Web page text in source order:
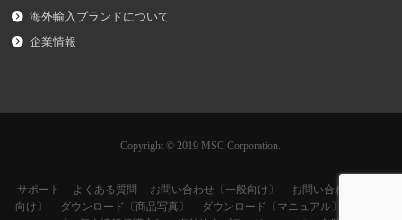
海外輸入ブランドについて
企業情報
Copyright © 2019 MSC Corporation.
サポート よくある質問 お問い合わせ〔一般向け〕
お問い合わせ〔法人
向け〕
ダウンロード〔商品写真〕 ダウンロード〔マニュアル〕